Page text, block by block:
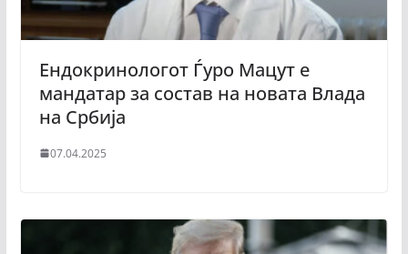
Ендокринологот Ѓуро Мацут е
мандатар за состав на новата Влада
на Србија
07.04.2025